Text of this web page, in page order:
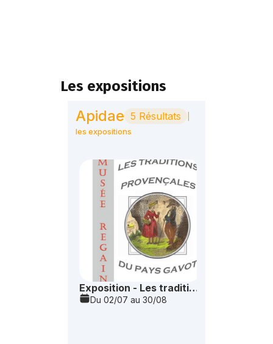
Les expositions